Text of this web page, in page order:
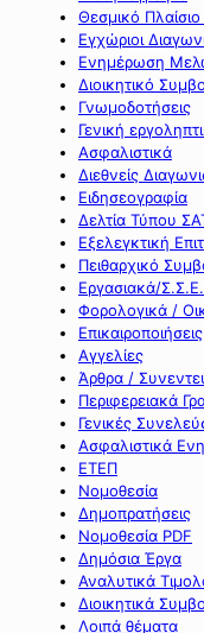
Θεσμικό
Εγχώριοι
Ενημέρωση
Διοικητικό
Γνωμοδοτήσεις
Γενική
Ασφαλιστικά
Διεθνείς
Ειδησεογραφία
Δελτία Τύπου
Εξελεγκτική
Πειθαρχικό
Εργασιακά/Σ.Σ.Ε.
Φορολογικά /
Επικαιροποιήσεις
Αγγελίες
Άρθρα /
Περιφερειακά
Γενικές
Ασφαλιστικά
ΕΤΕΠ
Νομοθεσία
Δημοπρατήσεις
Νομοθεσία PDF
Δημόσια Έργα
Αναλυτικά
Διοικητικά
Λοιπά θέματα